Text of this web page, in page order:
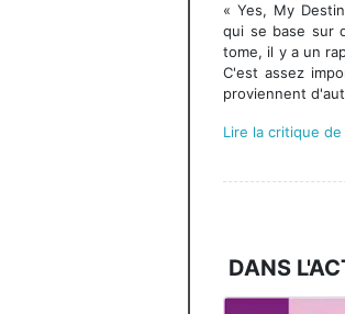
« Yes, My
qui se base sur
tome, il y a un
C'est assez
proviennent
Lire la critique de
DANS